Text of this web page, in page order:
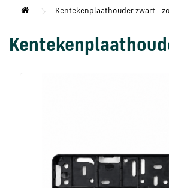
Kentekenplaathouder zwart -